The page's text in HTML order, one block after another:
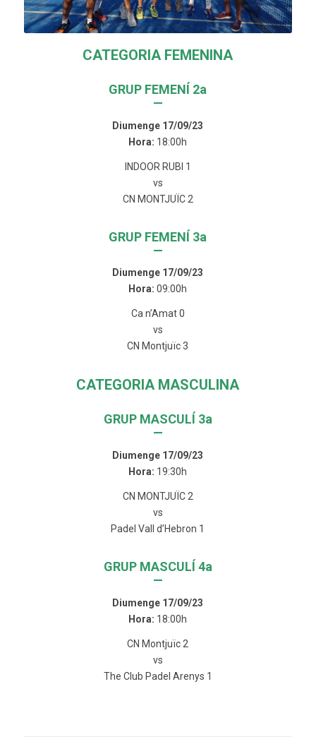
CATEGORIA FEMENINA
GRUP FEMENÍ 2a
—
Diumenge 17/09/23
Hora: 18:00h
INDOOR RUBI 1
vs
CN MONTJUÏC 2
GRUP FEMENÍ 3a
—
Diumenge 17/09/23
Hora: 09:00h
Ca n’Amat 0
vs
CN Montjuïc 3
CATEGORIA MASCULINA
GRUP MASCULÍ 3a
—
Diumenge 17/09/23
Hora: 19:30h
CN MONTJUÏC 2
vs
Padel Vall d’Hebron 1
GRUP MASCULÍ 4a
—
Diumenge 17/09/23
Hora: 18:00h
CN Montjuïc 2
vs
The Club Padel Arenys 1